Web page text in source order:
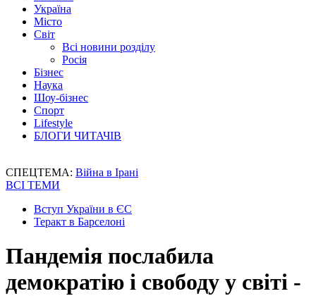
Україна
Місто
Світ
Всі новини розділу
Росія
Бізнес
Наука
Шоу-бізнес
Спорт
Lifestyle
БЛОГИ ЧИТАЧІВ
СПЕЦТЕМА: Війна в Ірані
ВСІ ТЕМИ
Вступ України в ЄС
Теракт в Барселоні
Пандемія послабила
демократію і свободу у світі -